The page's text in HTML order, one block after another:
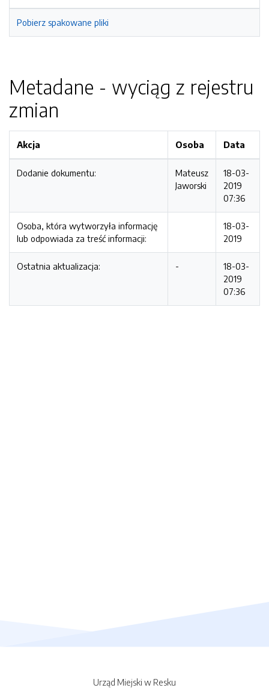
Pobierz spakowane pliki
Metadane - wyciąg z rejestru
zmian
Akcja Osoba Data
Dodanie dokumentu:
Mateusz
Jaworski
18-03-
2019
07:36
Osoba, która wytworzyła informację
lub odpowiada za treść informacji:
18-03-
2019
Ostatnia aktualizacja: -
18-03-
2019
07:36
Urząd Miejski w Resku